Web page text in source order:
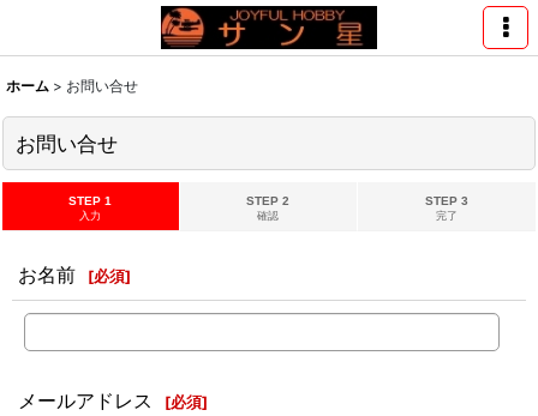
ホーム > お問い合せ
お問い合せ
STEP 1
入力
STEP 2
確認
STEP 3
完了
お名前 [必須]
メールアドレス [必須]